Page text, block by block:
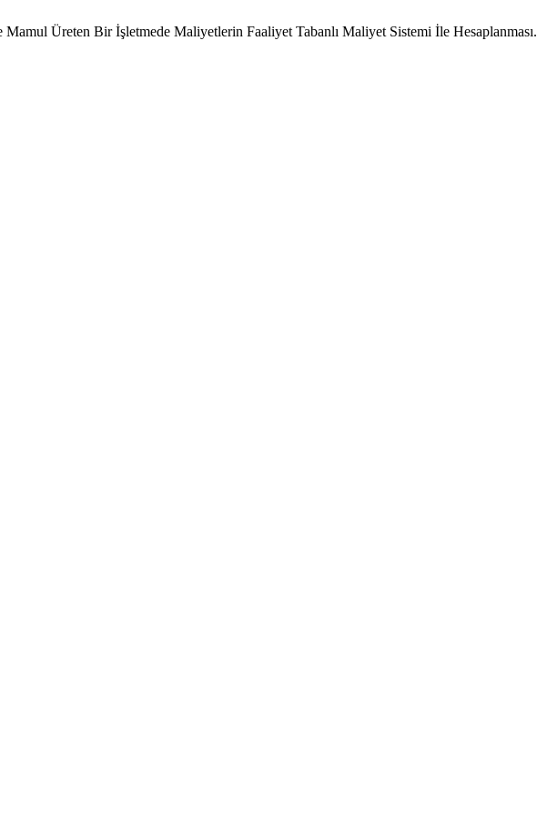
Üreten Bir İşletmede Maliyetlerin Faaliyet Tabanlı Maliyet Sistemi İle Hesaplanması.